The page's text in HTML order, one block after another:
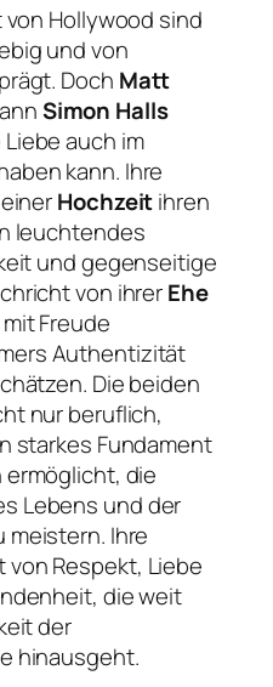
Hollywood sind
und von
Doch Matt
Simon Halls
auch im
kann. Ihre
Hochzeitihren
leuchtendes
und gegenseitige
von ihrerEhe
Freude
Authentizität
Die beiden
nur beruflich,
starkes Fundament
die
Lebens und der
meistern. Ihre
von Respekt, Liebe
die weit
der
hinausgeht.